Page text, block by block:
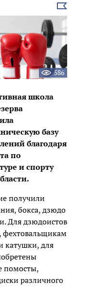
Выбрать
новость
586
школа
базу
благодаря
по
и спорту
получили
бокса, дзюдо
Для дзюдоистов
фехтовальщикам
катушки, для
помосты,
различного